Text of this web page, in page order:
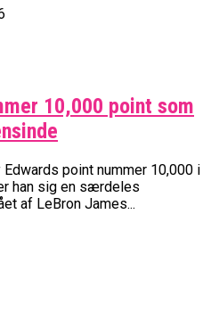
10,000 point som
point nummer 10,000 i
han sig en særdeles
af LeBron James...